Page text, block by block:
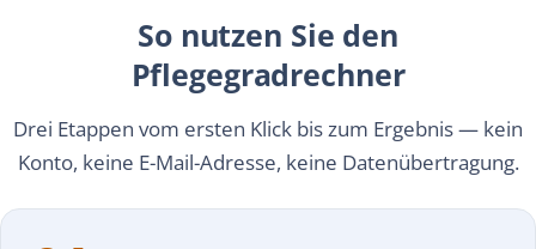
So nutzen Sie den
Pflegegradrechner
Drei Etappen vom ersten Klick bis zum Ergebnis — kein
Konto, keine E-Mail-Adresse, keine Datenübertragung.